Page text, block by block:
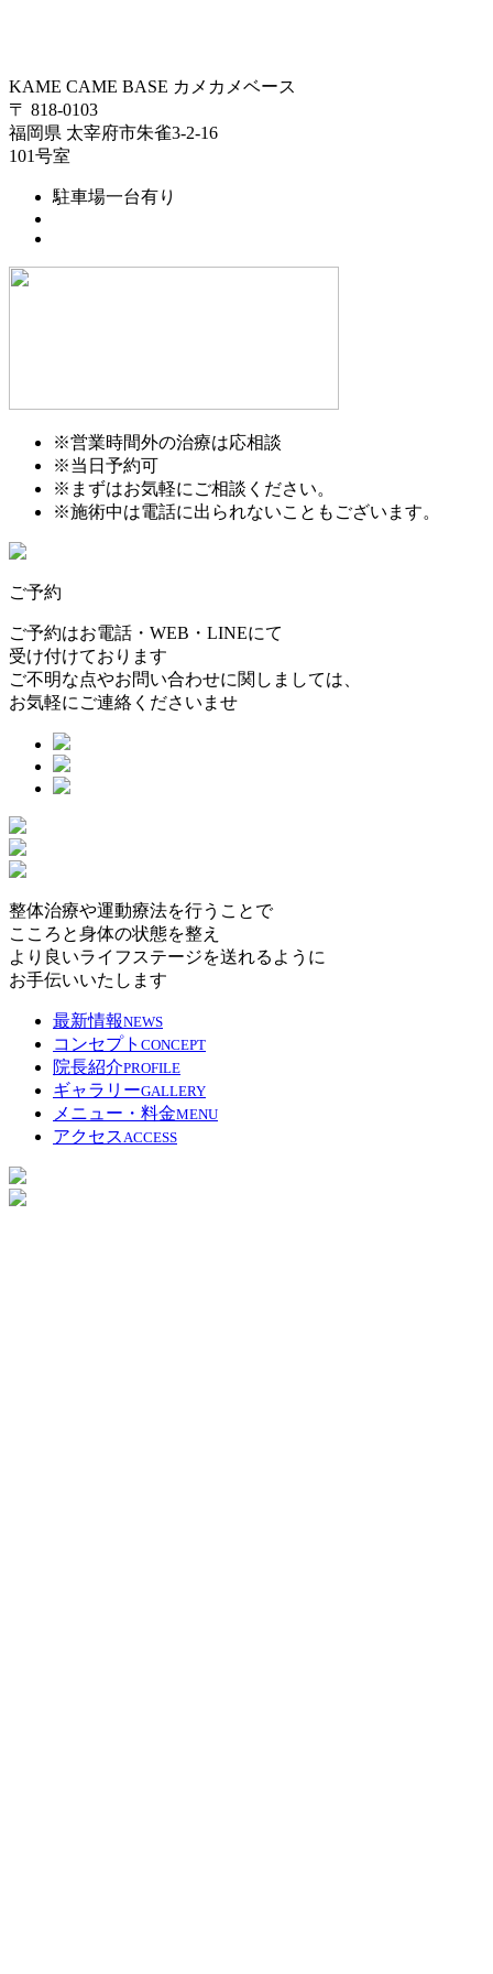
KAME CAME BASE カメカメベース
〒 818-0103
福岡県 太宰府市朱雀3-2-16
101号室
駐車場一台有り
※営業時間外の治療は応相談
※当日予約可
※まずはお気軽にご相談ください。
※施術中は電話に出られないこともございます。
ご予約
ご予約はお電話・WEB・LINEにて
受け付けております
ご不明な点やお問い合わせに関しましては、
お気軽にご連絡くださいませ
整体治療や運動療法を行うことで
こころと身体の状態を整え
より良いライフステージを送れるように
お手伝いいたします
最新情報NEWS
コンセプト CONCEPT
院長紹介PROFILE
ギャラリーGALLERY
メニュー・料金MENU
アクセス ACCESS